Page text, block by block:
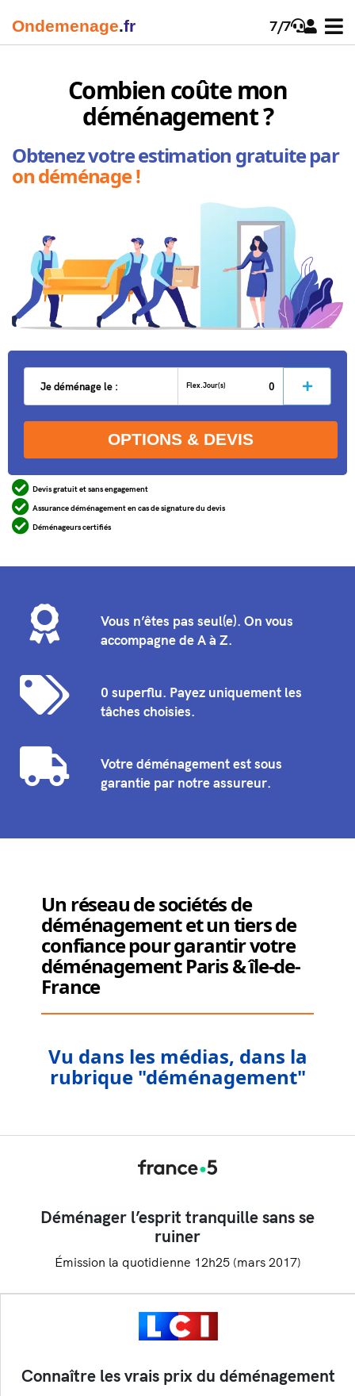
Ondemenage.fr 7/7
Combien coûte mon
déménagement ?
Obtenez votre estimation gratuite par
on déménage !
Flex.Jour(s)
OPTIONS & DEVIS
Devis gratuit et sans engagement
Assurance déménagement en cas de signature du devis
Déménageurs certifiés
Vous n’êtes pas seul(e). On vous
accompagne de A à Z.
0 superflu. Payez uniquement les
tâches choisies.
Votre déménagement est sous
garantie par notre assureur.
Un réseau de sociétés de
déménagement et un tiers de
confiance pour garantir votre
déménagement Paris & île-de-
France
Vu dans les médias, dans la
rubrique "déménagement"
Déménager l’esprit tranquille sans se
ruiner
Émission la quotidienne 12h25 (mars 2017)
Connaître les vrais prix du déménagement